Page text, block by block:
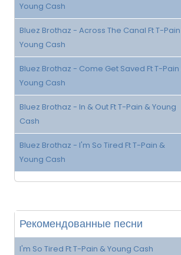
Young Cash
Bluez Brothaz - Across The Canal Ft T-
Young Cash
Bluez Brothaz - Come Get Saved Ft T-Pain
Young Cash
Bluez Brothaz - In & Out Ft T-Pain & Young
Cash
Bluez Brothaz - I'm So Tired Ft T-Pain &
Young Cash
Рекомендованные песни
I'm So Tired Ft T-Pain & Young Cash